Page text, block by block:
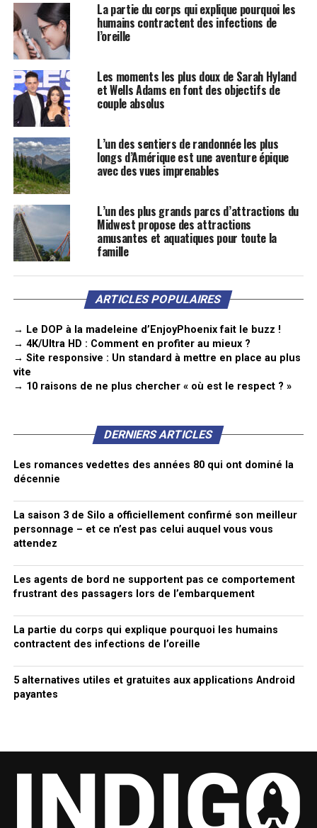
La partie du corps qui explique pourquoi les
humains contractent des infections de
l’oreille
Les moments les plus doux de Sarah Hyland
et Wells Adams en font des objectifs de
couple absolus
L’un des sentiers de randonnée les plus
longs d’Amérique est une aventure épique
avec des vues imprenables
L’un des plus grands parcs d’attractions du
Midwest propose des attractions
amusantes et aquatiques pour toute la
famille
ARTICLES POPULAIRES
→ Le DOP à la madeleine d’EnjoyPhoenix fait le buzz !
→ 4K/Ultra HD : Comment en profiter au mieux ?
→ Site responsive : Un standard à mettre en place au plus
vite
→ 10 raisons de ne plus chercher « où est le respect ? »
DERNIERS ARTICLES
Les romances vedettes des années 80 qui ont dominé la
décennie
La saison 3 de Silo a officiellement confirmé son meilleur
personnage – et ce n’est pas celui auquel vous vous
attendez
Les agents de bord ne supportent pas ce comportement
frustrant des passagers lors de l’embarquement
La partie du corps qui explique pourquoi les humains
contractent des infections de l’oreille
5 alternatives utiles et gratuites aux applications Android
payantes